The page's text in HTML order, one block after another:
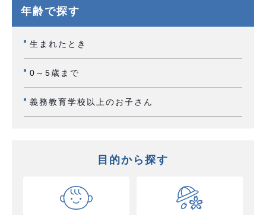
年齢で探す
生まれたとき
0～5歳まで
義務教育学校以上のお子さん
目的から探す